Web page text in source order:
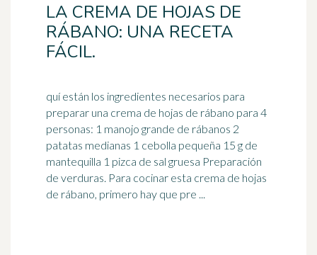
LA CREMA DE HOJAS DE
RÁBANO: UNA RECETA
FÁCIL.
quí están los ingredientes necesarios para
preparar una crema de hojas de rábano para 4
personas: 1 manojo grande de rábanos 2
patatas medianas 1 cebolla pequeña 15 g de
mantequilla 1 pizca de sal gruesa Preparación
de verduras. Para cocinar esta crema de hojas
de rábano, primero hay que pre ...